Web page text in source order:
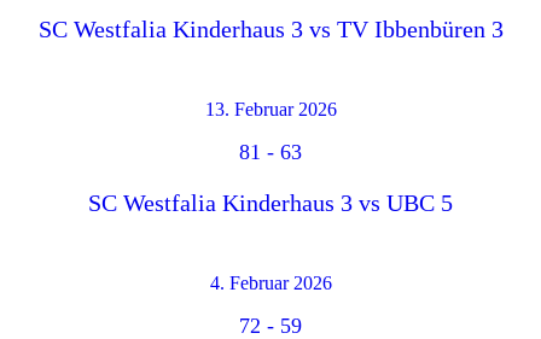
SC Westfalia Kinderhaus 3 vs TV Ibbenbüren 3
13. Februar 2026
81 - 63
SC Westfalia Kinderhaus 3 vs UBC 5
4. Februar 2026
72 - 59